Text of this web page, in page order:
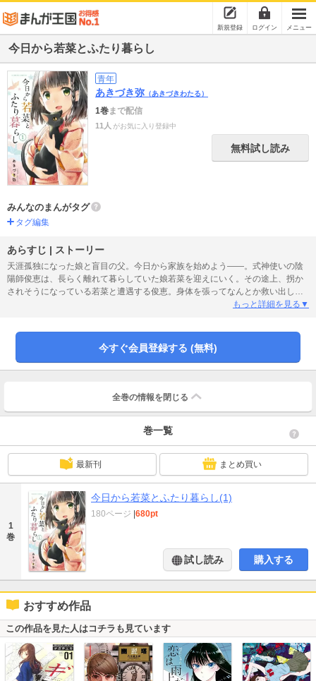
新規登録 ログイン メニュー
今日から若菜とふたり暮らし
青年
あきづき弥 （あきづきわたる）
1巻まで配信
11人 がお気に入り登録中
無料試し読み
みんなのまんがタグ
タグ編集
あらすじ | ストーリー
天涯孤独になった娘と盲目の父。今日から家族を始めよう――。式神使いの陰
陽師俊恵は、長らく離れて暮らしていた娘若菜を迎えにいく。その途上、拐か
されそうになっている若菜と遭遇する俊恵。身体を張ってなんとか救い出した
ものの、俊恵は大きなケガをしてしまう。とんだトラブルで出会った二人は、
もっと詳細を見る▼
今すぐ会員登録する (無料)
全巻の情報を 閉じる
巻一覧
最新刊 まとめ買い
1
巻
今日から若菜とふたり暮らし(1)
180ページ |680pt
試し読み 購入する
おすすめ作品
この作品を見た人はコチラも見ています